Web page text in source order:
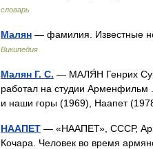
словарь
Малян — фамилия. Известные
Википедия
Малян Г. С. — МАЛЯ́Н Генрих
работал на студии
и наши горы (1969), Наапет
НААПЕТ — «НААПЕТ», СССР,
Кочара. Человек во время